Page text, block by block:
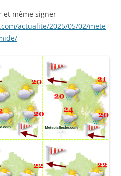
et même signer
actualite/2025/05/02/mete